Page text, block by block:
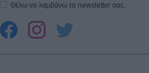
Θέλω να λαμβάνω τα newsletter σας.